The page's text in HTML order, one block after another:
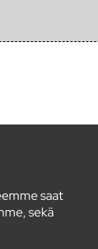
saat
sekä